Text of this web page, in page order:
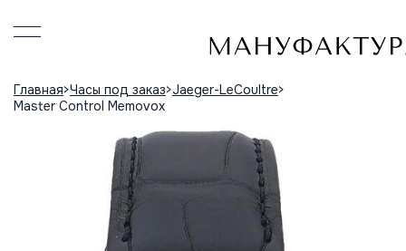
Главная Часы под заказ Jaeger-LeCoultre
Master Control Memovox